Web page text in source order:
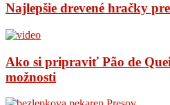
Najlepšie drevené hračky
Ako si pripraviť Pão de
možnosti